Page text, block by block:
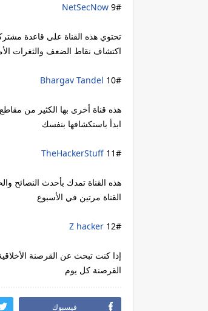
NetSecNow 9#
تحتوي هذه القناة على قاعدة
اكتشاف نقاط الضعف والثغرات
Bhargav Tandel 10#
هذه قناة أخرى بها الكثير من
ابدأ باستكشافها بنفسك
TheHackerStuff 11#
هذه القناة تمدك بأحدث النصائح
القناة مرتين في الأسبوع
Z hacker 12#
إذا كنت تبحث عن القرصنة
القرصنة كل يوم
فيسبوك